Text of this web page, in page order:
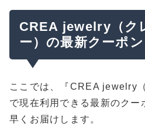
CREA jewelry（ク
ー）の最新クーポ
ここでは、『CREA jewelry
で現在利用できる最新のクー
早くお届けします。